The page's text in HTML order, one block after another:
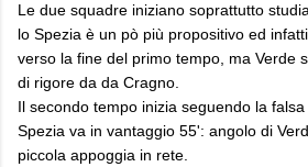
Le due squadre iniziano soprattutto
lo Spezia è un pò più propositivo ed
verso la fine del primo tempo, ma Verde
di rigore da da Cragno.
Il secondo tempo inizia seguendo la
Spezia va in vantaggio 55': angolo di
piccola appoggia in rete.